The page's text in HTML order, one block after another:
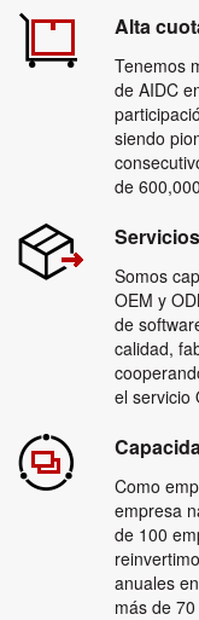
Alta
Tenemos
de AIDC
siendo
de
Somos
OEM y
de
calidad,
el servicio
Como
empresa
de 100
anuales
más de